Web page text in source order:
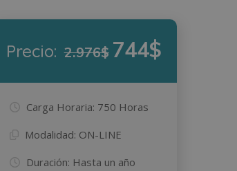
Precio: 2.976$ 744$
Carga Horaria: 750 Horas
Modalidad: ON-LINE
Duración: Hasta un año